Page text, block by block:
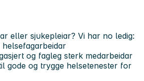
eller sjukepleiar? Vi har no ledig:
og fagleg sterk medarbeidar
gode og trygge helsetenester for